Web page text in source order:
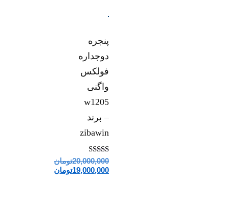
پنجره
دوجداره
فولکس
واگنی
w1205
– برند
zibawin
نمره
5.00
از 5
20,000,000تومان
19,000,000تومان